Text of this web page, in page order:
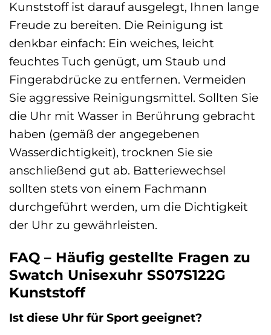
Kunststoff ist darauf ausgelegt, Ihnen lange
Freude zu bereiten. Die Reinigung ist
denkbar einfach: Ein weiches, leicht
feuchtes Tuch genügt, um Staub und
Fingerabdrücke zu entfernen. Vermeiden
Sie aggressive Reinigungsmittel. Sollten Sie
die Uhr mit Wasser in Berührung gebracht
haben (gemäß der angegebenen
Wasserdichtigkeit), trocknen Sie sie
anschließend gut ab. Batteriewechsel
sollten stets von einem Fachmann
durchgeführt werden, um die Dichtigkeit
der Uhr zu gewährleisten.
FAQ – Häufig gestellte Fragen zu
Swatch Unisexuhr SS07S122G
Kunststoff
Ist diese Uhr für Sport geeignet?